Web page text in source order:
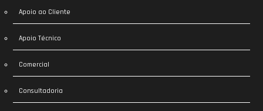
Apoio ao Cliente
Apoio Técnico
Comercial
Consultadoria